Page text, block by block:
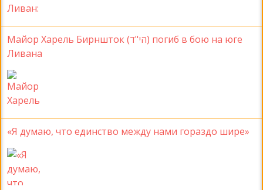
Майор Харель Бирншток (הי"ד) погиб в бою на юге
Ливана
«Я думаю, что единство между нами гораздо шире»